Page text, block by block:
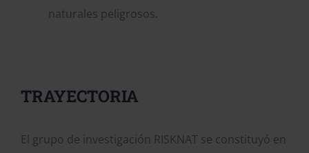
naturales peligrosos.
TRAYECTORIA
El grupo de investigación RISKNAT se constituyó en